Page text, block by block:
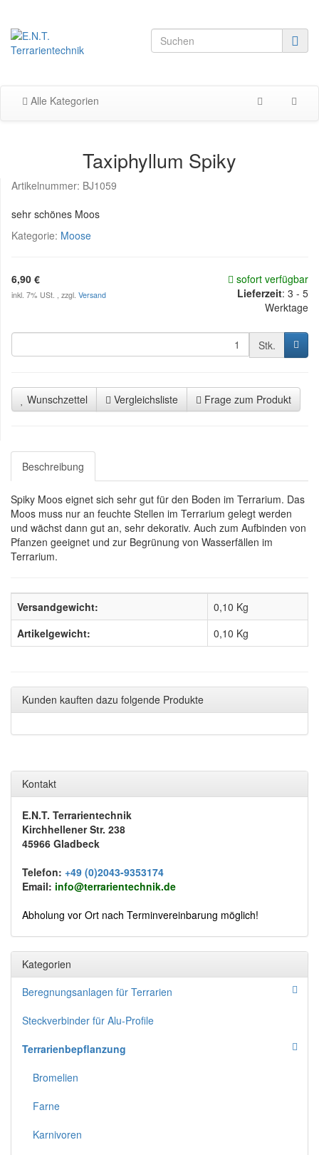
Alle Kategorien
Taxiphyllum Spiky
Artikelnummer: BJ1059
sehr schönes Moos
Kategorie: Moose
6,90 €
inkl. 7% USt. , zzgl. Versand
sofort verfügbar
Lieferzeit: 3 - 5
Werktage
Stk.
Wunschzettel Vergleichsliste Frage zum Produkt
Beschreibung
Spiky Moos eignet sich sehr gut für den Boden im Terrarium. Das
Moos muss nur an feuchte Stellen im Terrarium gelegt werden
und wächst dann gut an, sehr dekorativ. Auch zum Aufbinden von
Pfanzen geeignet und zur Begrünung von Wasserfällen im
Terrarium.
Versandgewicht:
0,10 Kg
Artikelgewicht:
0,10 Kg
Kunden kauften dazu folgende Produkte
Kontakt
E.N.T. Terrarientechnik
Kirchhellener Str. 238
45966 Gladbeck
Telefon: +49 (0)2043-9353174
Email: info@terrarientechnik.de
Abholung vor Ort nach Terminvereinbarung möglich!
Kategorien
Beregnungsanlagen für Terrarien
Steckverbinder für Alu-Profile
Terrarienbepflanzung
Bromelien
Farne
Karnivoren